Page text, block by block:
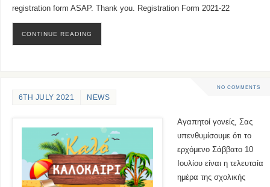
registration form ASAP. Thank you. Registration Form 2021-22
CONTINUE READING
NO COMMENTS
6TH JULY 2021 NEWS
Αγαπητοί γονείς, Σας
υπενθυμίσουμε ότι το
ερχόμενο Σάββατο 10
Ιουλίου είναι η τελευταία
ημέρα της σχολικής